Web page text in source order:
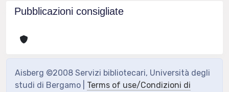
Pubblicazioni consigliate
Aisberg ©2008 Servizi bibliotecari, Università degli
studi di Bergamo | Terms of use/Condizioni di